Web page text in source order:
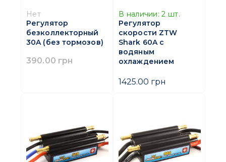
Нет
Регулятор
безколлекторный
30A (без тормозов)
390.00 грн
В наличии: 2 шт.
Регулятор
скорости ZTW
Shark 60A с
водяным
охлаждением
1425.00 грн